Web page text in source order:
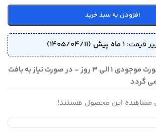
افزودن به سبد خرید
قیمت: 1 ماه پیش (1405/04/11)
⏱ زمان ارسال: در صورت موجودی 1 الی 3 روز - در صورت نیاز به بافت
مشاهده این محصول هستند!